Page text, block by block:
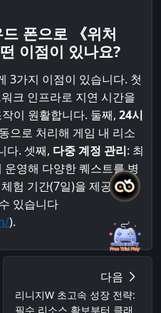
폰으로 《위처
이점이 있나요?
3가지 이점이 있습니다. 첫
크 인프라로 지연 시간을
이 원활합니다. 둘째, 24시
으로 처리해 게임 내 리소
다. 셋째, 다중 계정 관리: 최
영해 다양한 퀘스트를 병
험 기간(7일)을 제공하므
있습니다
).
다음
리니지W 초고속 성장 전략:
필수 리소스 확보부터 클래